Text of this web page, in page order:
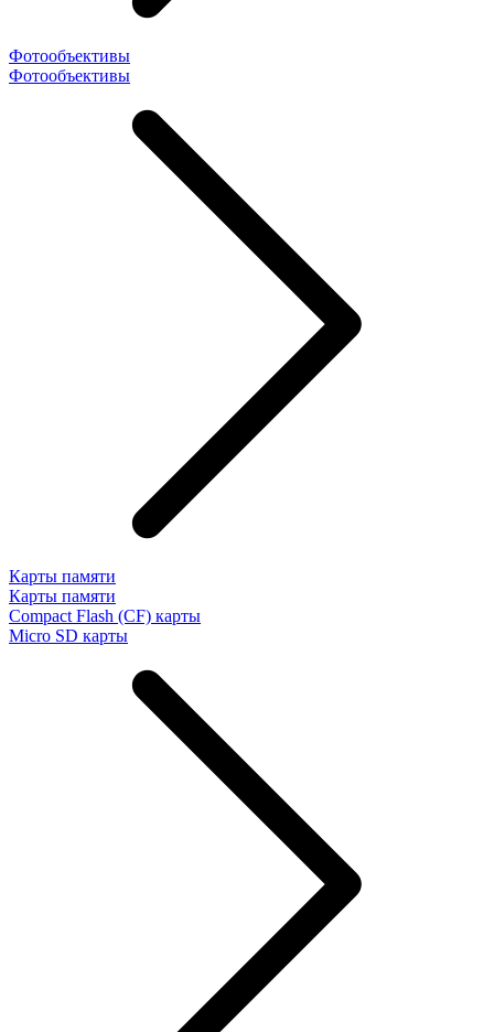
Фотообъективы
Фотообъективы
Карты памяти
Карты памяти
Compact Flash (CF) карты
Micro SD карты